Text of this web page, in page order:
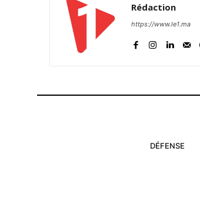
Rédaction
https://www.le1.ma
DÉFENSE